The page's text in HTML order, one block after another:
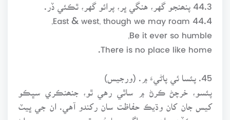
پئسو، خرچڻ ڪرڻ ۾ ساٿي رهي ٿو، جنھنڪري سڀڪو
کيس جان کان وڌيڪ حفاظت سان رکندو آهي. ان جي ڀيٽ
۾ جيڪڏهن اهو موراڳو دريا بُرد ٿي وڃي ۽ وري ملڻ